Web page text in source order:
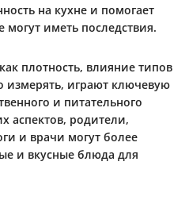
на кухне и помогает
иметь последствия.
плотность, влияние типов
измерять, играют ключевую
и питательного
аспектов, родители,
и врачи могут более
и вкусные блюда для